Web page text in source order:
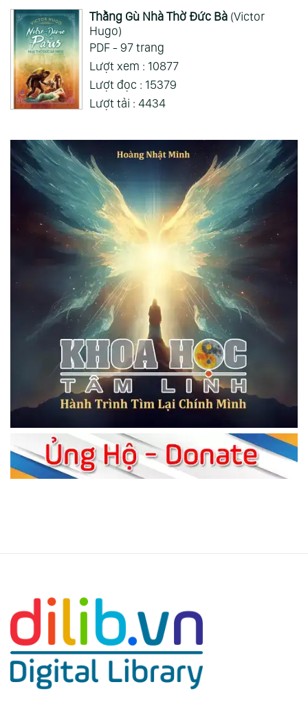
Thằng Gù Nhà Thờ Đức Bà(Victor
Hugo)
PDF - 97 trang
Lượt xem : 10877
Lượt đọc : 15379
Lượt tải : 4434